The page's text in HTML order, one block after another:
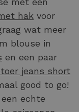
hak voor
wat meer
blouse in
en een paar
jeans short
good to go!
echte